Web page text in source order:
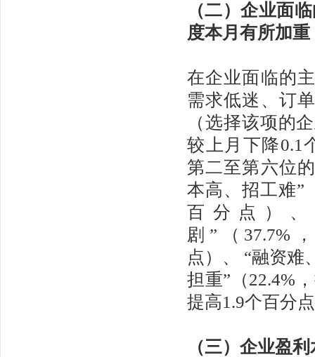
（二）企业面
度本月有所加重
在企业面临的
需求低迷、订
（选择该项的
较上月下降0.1
第二至第六位
本高、招工难”
百分点）
剧”（37.7%
点）、 “融资难
担重”（22.4%
提高1.9个百分
（三）企业盈